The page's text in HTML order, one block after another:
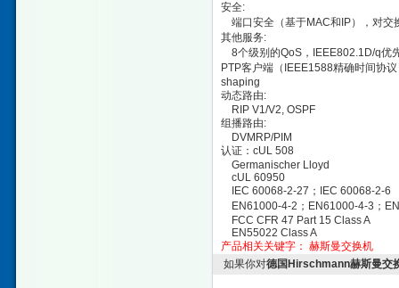
安全:
端口安全（基于MAC和IP），对交
其他服务:
8个级别的QoS，IEEE802.1D/q优
PTP客户端（IEEE1588精确时间协
shaping
动态路由:
RIP V1/V2, OSPF
组播路由:
DVMRP/PIM
认证：cUL 508
Germanischer Lloyd
cUL 60950
IEC 60068-2-27；IEC 60068-2-6
EN61000-4-2；EN61000-4-3；
FCC CFR 47 Part 15 Class A
EN55022 Class A
产品相关关键字： 赫斯曼交换机
如果你对德国Hirschmann赫斯曼交